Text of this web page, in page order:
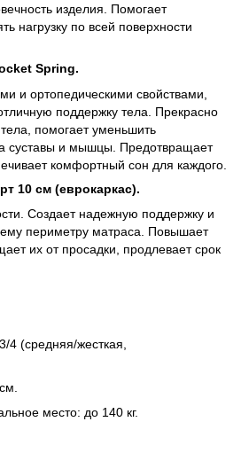
изделия. Помогает
нагрузку по всей поверхности
Spring.
и ортопедическими свойствами,
поддержку тела. Прекрасно
помогает уменьшить
суставы и мышцы. Предотвращает
комфортный сон для каждого.
10 см (еврокаркас).
Создает надежную поддержку и
периметру матраса. Повышает
их от просадки, продлевает срок
4 (средняя/жесткая,
место: до 140 кг.